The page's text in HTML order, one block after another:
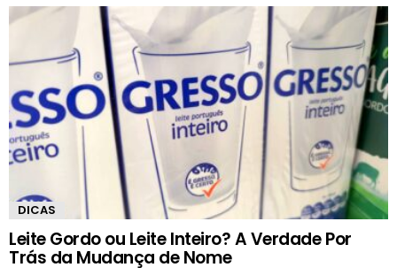
DICAS
Leite Gordo ou Leite Inteiro? A Verdade Por
Trás da Mudança de Nome